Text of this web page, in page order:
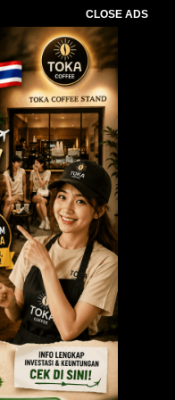
CLOSE ADS